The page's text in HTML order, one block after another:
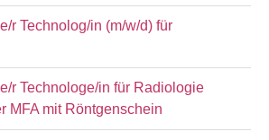
r Technolog/in (m/w/d) für
r Technologe/in für Radiologie
MFA mit Röntgenschein